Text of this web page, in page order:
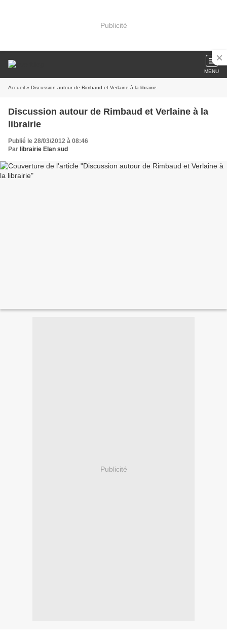
Publicité
MENU
Accueil » Discussion autour de Rimbaud et Verlaine à la librairie
Discussion autour de Rimbaud et Verlaine à la
librairie
Publié le 28/03/2012 à 08:46
Par librairie Elan sud
Publicité